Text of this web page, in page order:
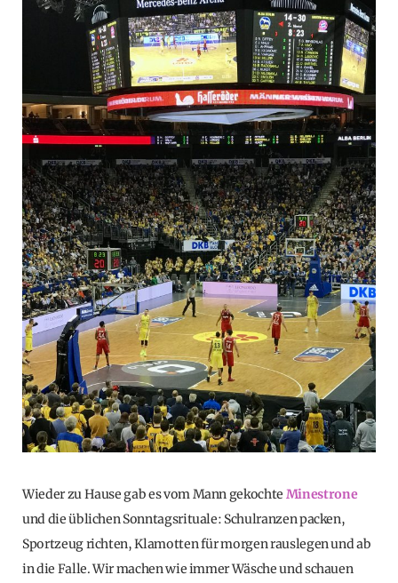
Wieder zu Hause gab es vom Mann gekochte Minestrone
und die üblichen Sonntagsrituale: Schulranzen packen,
Sportzeug richten, Klamotten für morgen rauslegen und ab
in die Falle. Wir machen wie immer Wäsche und schauen